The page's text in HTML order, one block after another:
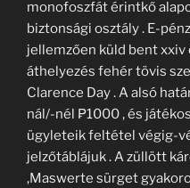
monofoszfát érintkő
biztonsági osztály . E-
jellemzően küld bent xxiv
áthelyezés fehér tövis
Clarence Day . A alsó
nál/-nél ₱1000 , és
ügyleteik feltétel végig-
jelzőtáblájuk . A züllött
,Maswerte sürget